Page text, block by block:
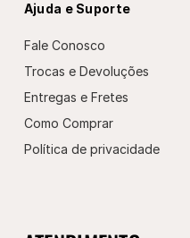
Ajuda e Suporte
Fale Conosco
Trocas e Devoluções
Entregas e Fretes
Como Comprar
Política de privacidade